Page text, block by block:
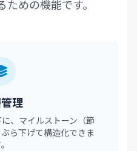
ための機能です。
理
、マイルストーン（節
ら下げて構造化できま